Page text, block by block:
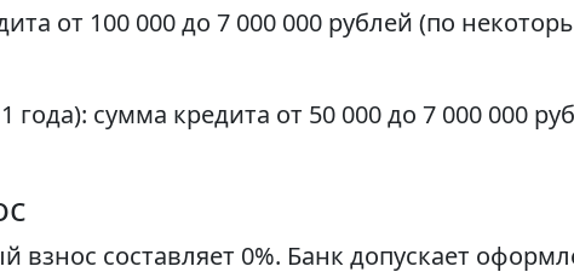
от 100 000 до 7 000 000 рублей (по
сумма кредита от 50 000 до 7 000 000
составляет 0%. Банк допускает